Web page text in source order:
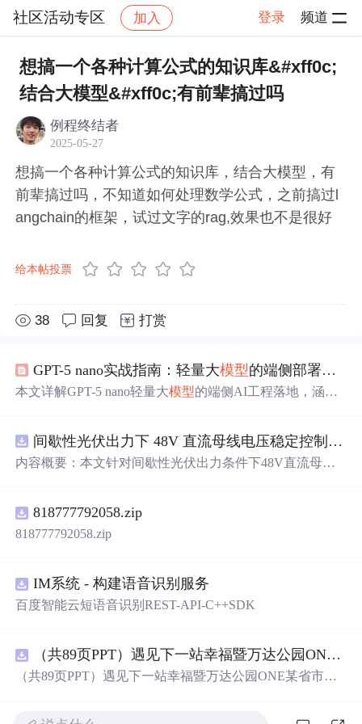
社区活动专区 加入 登录 频道
社区 社区活动专区 帖子详情
想搞一个各种计算公式的知识库&#xff0c;
结合大模型&#xff0c;有前辈搞过吗
例程终结者
2025-05-27
想搞一个各种计算公式的知识库，结合大模型，有
前辈搞过吗，不知道如何处理数学公式，之前搞过l
angchain的框架，试过文字的rag,效果也不是很好
给本帖投票
38 回复 打赏
GPT-5 nano实战指南：轻量大模型的端侧部署与工程落地
本文详解GPT-5 nano轻量大模型的端侧AI工程落地，涵盖
三大场景的实操路径；强调超高速任务执行、情境感知多
模态理解、200k上下文处理及人格化定制四大能力，并提
间歇性光伏出力下 48V 直流母线电压稳定控制及储能双向充放电闭环调控体系研究（Simulink仿真实现）
内容概要：本文针对间歇性光伏出力条件下48V直流母线
含光伏阵列、Boost型DC-DC变换器、双向DC-DC变换器
与锂离子电池储能系统的完整拓扑结构，
架构，集成电压外环与电流内环双闭环控制策略，确保在
光照强度波动、负载突变等动态工况下维持母线电压稳
定。在Simulink环境中搭建全系统仿真
在无外部电网支撑下的自主运行能力和电能质量水平。; 适
合人群：具备电力电子、自动控制与新能源系统基础知识
的电气工程及相关专业研究生、科研人员，以及从事光伏
景及目标：①用于教学与科研中离网型光伏直流微网系统
818777792058.zip
818777792058.zip
IM系统 - 构建语音识别服务
百度智能云短语音识别REST-API-C++SDK
（共89页PPT）遇见下一站幸福暨万达公园ONE某省市热气球生活艺术节活动策划方案.pptx
（共89页PPT）遇见下一站幸福暨万达公园ONE某省市热